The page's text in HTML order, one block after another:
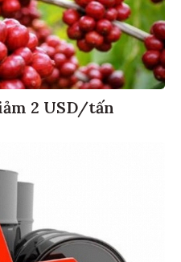
2 USD/tấn